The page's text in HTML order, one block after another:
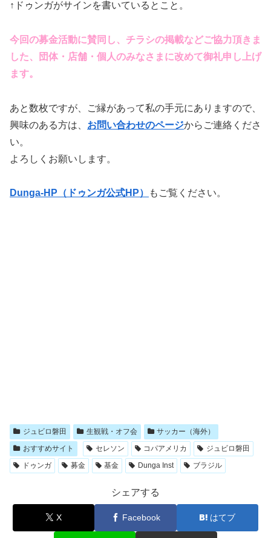
↑ドゥンガがサインを書いているとこと。
今回の募金活動に賛同し、チラシの掲載などご協力頂きま
した、団体・店舗・個人のみなさまに改めて御礼申し上げ
ます。
あと数枚ですが、ご縁があって私の手元にありますので、
興味のある方は、 お問い合わせのページからご連絡くださ
い。
よろしくお願いします。
Dunga-HP（ドゥンガ公式HP） もご覧ください。
ジュビロ磐田 生観戦・オフ会
サッカー（海外）
おすすめサイト
セレソン コパアメリカ
ジュビロ磐田
ドゥンガ
募金 基金 Dunga Inst ブラジル
シェアする
X Facebook はてブ